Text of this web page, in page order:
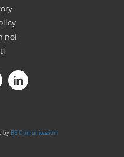
noi
by BE Comunicazioni